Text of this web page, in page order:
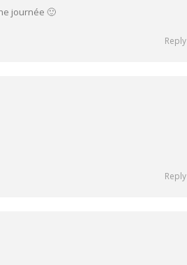
journée 🙂
Reply
Reply